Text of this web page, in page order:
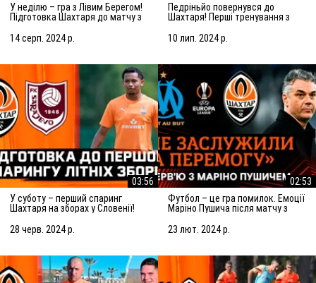
У неділю – гра з Лівим Берегом!
Підготовка Шахтаря до матчу з
14 серп. 2024 р.
Педріньйо повернувся до
Шахтаря! Перші тренування з
10 лип. 2024 р.
03:56
У суботу – перший спаринг
Шахтаря на зборах у Словенії!
Сараєвом
28 черв. 2024 р.
02:53
Футбол – це гра помилок. Емоції
Маріно Пушича після матчу з
23 лют. 2024 р.